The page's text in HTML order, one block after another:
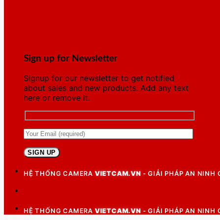
Sign up for Newsletter
Signup for our newsletter to get notified
about sales and new products. Add any text
here or remove it.
HỆ THỐNG CAMERA VIETCAM.VN - GIẢI PHÁP AN NINH
HỆ THỐNG CAMERA VIETCAM.VN - GIẢI PHÁP AN NINH